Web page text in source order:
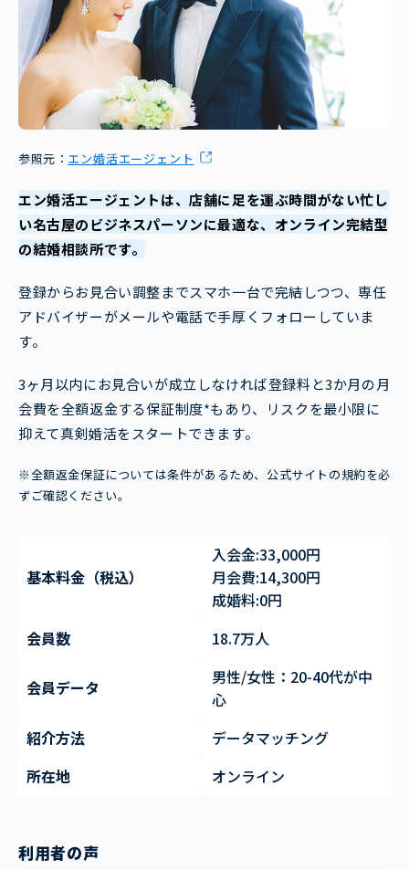
参照元： エン婚活エージェント
エン婚活エージェントは、店舗に足を運ぶ時間がない忙し
い名古屋のビジネスパーソンに最適な、オンライン完結型
の結婚相談所です。
登録からお見合い調整までスマホ一台で完結しつつ、専任
アドバイザーがメールや電話で手厚くフォローしていま
す。
3ヶ月以内にお見合いが成立しなければ登録料と3か月の月
会費を全額返金する保証制度*もあり、リスクを最小限に
抑えて真剣婚活をスタートできます。
※全額返金保証については条件があるため、公式サイトの規約を必
ずご確認ください。
基本料金（税込）
入会金:33,000円
月会費:14,300円
成婚料:0円
会員数
18.7万人
会員データ
男性/女性：20-40代が中
心
紹介方法
データマッチング
所在地
オンライン
利用者の声